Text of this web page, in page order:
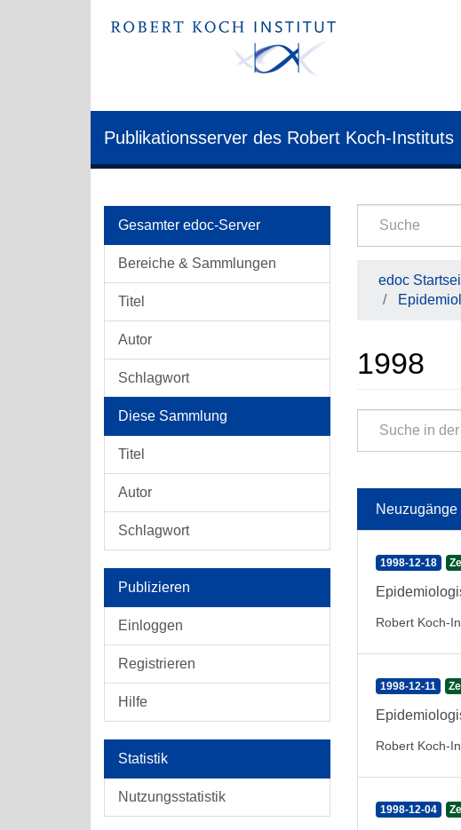
Publikationsserver des Robert Koch-Instituts
Gesamter edoc-Server
Bereiche & Sammlungen
Titel
Autor
Schlagwort
Diese Sammlung
Titel
Autor
Schlagwort
Publizieren
Einloggen
Registrieren
Hilfe
Statistik
Nutzungsstatistik
edoc
1998
Neuzugänge
1998-12-18
Robert Koch-
1998-12-11
Robert Koch-
1998-12-04